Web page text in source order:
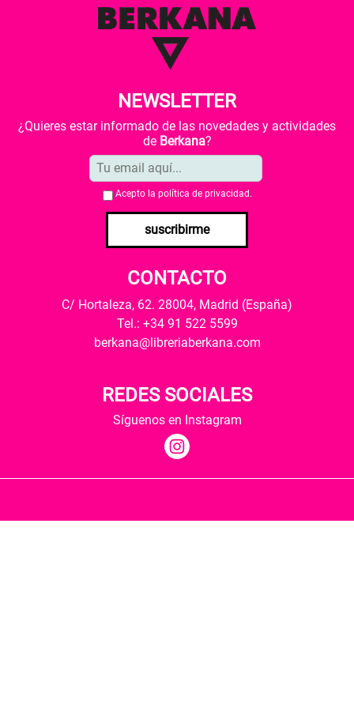
NEWSLETTER
¿Quieres estar informado de las novedades y actividades
de Berkana?
Acepto la política de privacidad .
suscribirme
CONTACTO
C/ Hortaleza, 62. 28004, Madrid (España)
Tel.: +34 91 522 5599
berkana@libreriaberkana.com
REDES SOCIALES
Síguenos en Instagram